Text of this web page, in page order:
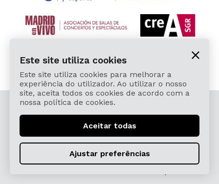
© 2026 Cardamomo Flamenco Madrid - Todos os
direitos reservados.
Términos, Condiciones, Protección de Datos,
Política de Devoluciones y Reintegros
Este site utiliza cookies
Este site utiliza cookies para melhorar a
experiência do utilizador. Ao utilizar o nosso
site, aceita todos os cookies de acordo com a
nossa política de cookies.
Aceitar todas
Ajustar preferências